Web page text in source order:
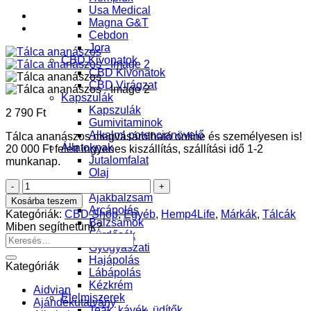
Usa Medical
Magna G&T
Cebdon
Jora
CBD Kivonatok
CBD Kivonatok
CBD Virágzat
Kapszulák
Kapszulák
Gumivitaminok
Alkalmi potencianövelő
Állatoknak
Jutalomfalat
Olaj
Ajakbalzsam
Arcápolás
Balzsamok
Fürdősók
Gyógyászati
Hajápolás
Lábápolás
Kézkrém
Élelmiszerek
2 790 Ft
Tálca ananászos megvásárolható online és személyesen is!
20 000 Ft felett ingyenes kiszállítás, szállítási idő 1-2
munkanap.
Tálca
ananászos
mennyiség
Kosárba teszem
Kategóriák: CBD Shop,Egyéb, Hemp4Life, Márkák, Tálcák
Miben segíthetünk?
Keresés
a
következőre:
Kategóriák
Aidvian
Ajándékutalvány